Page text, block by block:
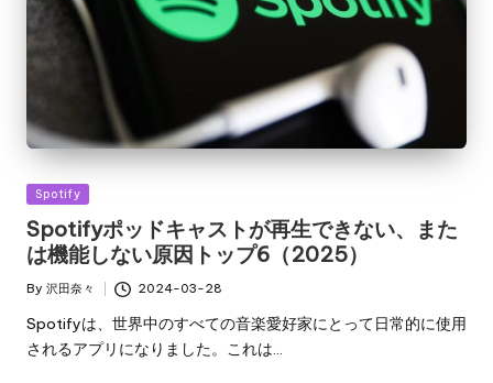
Posted
Spotify
Spotifyポッドキャストが再生できない、また
は機能しない原因トップ6（2025）
Posted
By 沢田奈々 2024-03-28
Spotifyは、世界中のすべての音楽愛好家にとって日常的に使用
されるアプリになりました。これは…